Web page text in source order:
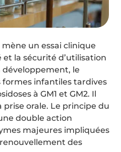
un essai clinique
et la sécurité d’utilisation
le
formes infantiles tardives
à GM1 et GM2. Il
prise orale. Le principe du
double action
majeures impliquées
des